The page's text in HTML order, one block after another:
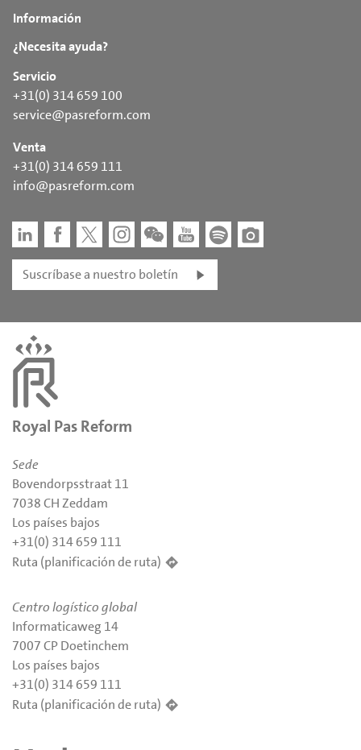
Información
¿Necesita ayuda?
Servicio
+31(0) 314 659 100
service@pasreform.com
Venta
+31(0) 314 659 111
info@pasreform.com
Suscríbase a nuestro boletín
Royal Pas Reform
Sede
Bovendorpsstraat 11
7038 CH Zeddam
Los países bajos
+31(0) 314 659 111
Ruta (planificación de ruta)
Centro logístico global
Informaticaweg 14
7007 CP Doetinchem
Los países bajos
+31(0) 314 659 111
Ruta (planificación de ruta)